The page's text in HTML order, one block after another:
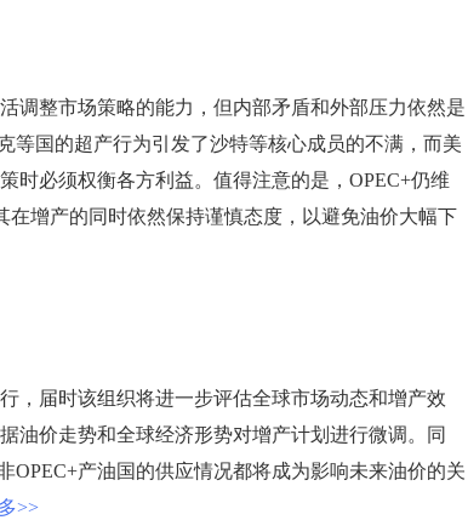
整市场策略的能力，但内部矛盾和外部压力依然是
等国的超产行为引发了沙特等核心成员的不满，而美
时必须权衡各方利益。值得注意的是，OPEC+仍维
在增产的同时依然保持谨慎态度，以避免油价大幅下
届时该组织将进一步评估全球市场动态和增产效
油价走势和全球经济形势对增产计划进行微调。同
OPEC+产油国的供应情况都将成为影响未来油价的关
>>